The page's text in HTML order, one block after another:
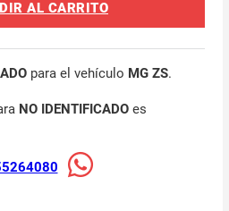
AL CARRITO
para el vehículo MG ZS.
NO IDENTIFICADOes